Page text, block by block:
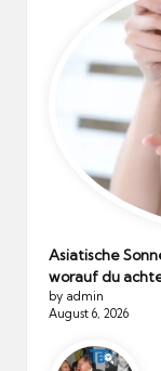
Asiatische
worauf du
by admin
August 6, 2026